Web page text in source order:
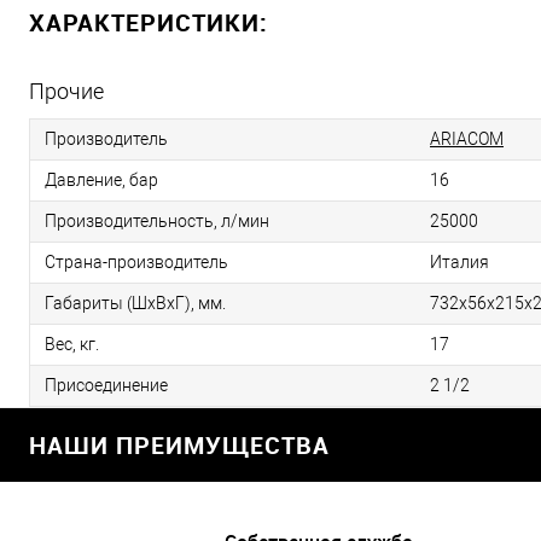
ХАРАКТЕРИСТИКИ:
Прочие
Производитель ARIACOM
Давление, бар 16
Производительность, л/мин 25000
Страна-производитель Италия
Габариты (ШхВхГ), мм.
Вес, кг. 17
Присоединение 2 1/2
НАШИ ПРЕИМУЩЕСТВА